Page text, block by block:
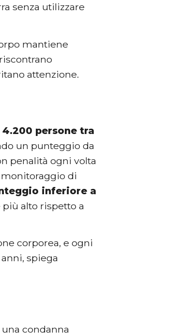
senza utilizzare
mantiene
attenzione.
4.200 persone tra
un punteggio da
penalità ogni volta
di
inferiore a
più alto rispetto a
corporea, e ogni
spiega
condanna